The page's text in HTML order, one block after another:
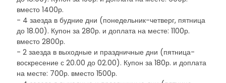
вместо 1400р.
- 4 заезда в будние дни (понедельник-четверг, пятница
до 18.00). Купон за 280р. и доплата на месте: 1100р.
вместо 2800р.
- 2 заезда в выходные и праздничные дни (пятница-
воскресение с 20.00 до 02.00). Купон за 180р. и доплата
на месте: 700р. вместо 1500р.